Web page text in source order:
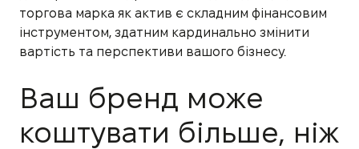
торгова марка як актив є складним фінансовим
інструментом, здатним кардинально змінити
вартість та перспективи вашого бізнесу.
Ваш бренд може
коштувати більше, ніж